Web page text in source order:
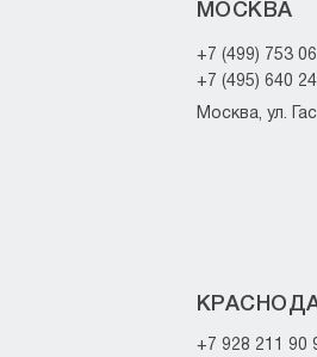
МОСКВА
+7 (499) 753
+7 (495) 640 24
Москва, ул.
+7 928 211 90